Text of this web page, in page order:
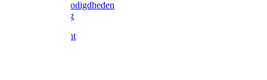
Tyleen benodigdheden
Tyleenslang
Lange bocht